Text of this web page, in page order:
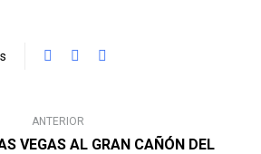
ANTERIOR
VEGAS AL GRAN CAÑÓN DEL